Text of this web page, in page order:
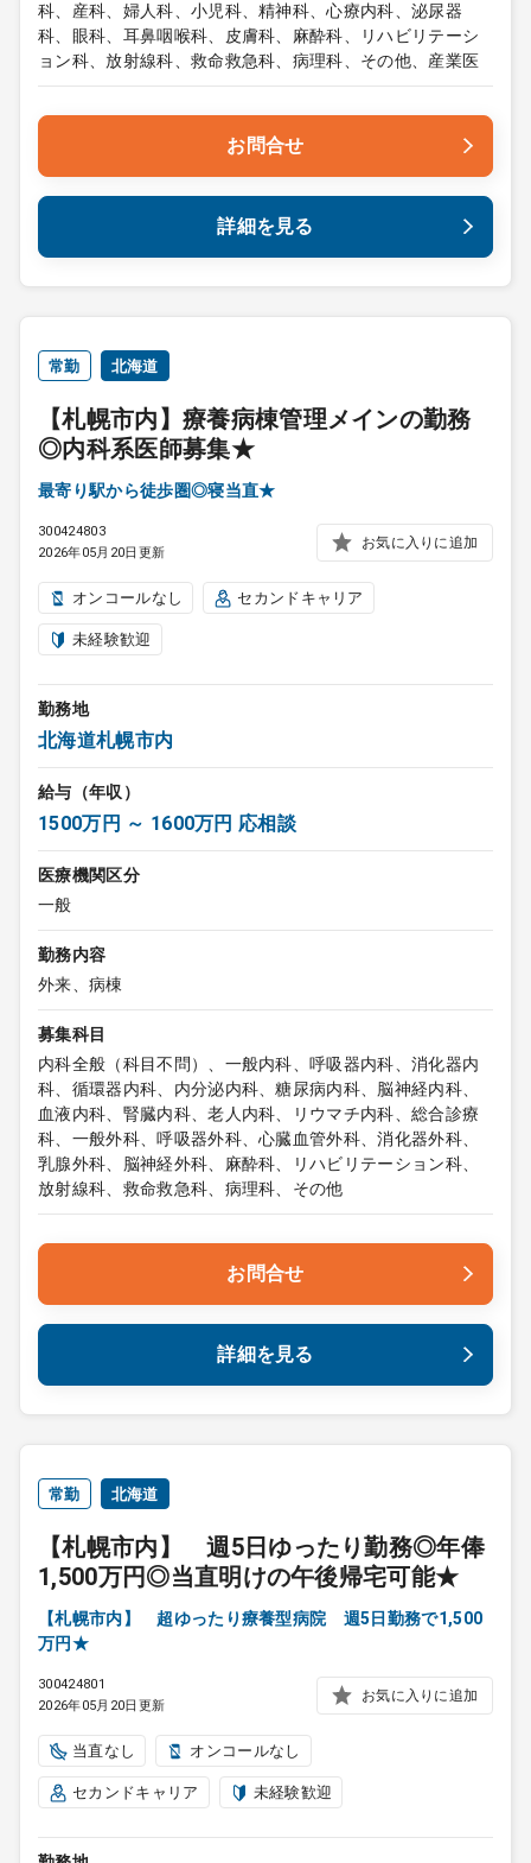
科、産科、婦人科、小児科、精神科、心療内科、泌尿器
科、眼科、耳鼻咽喉科、皮膚科、麻酔科、リハビリテーシ
ョン科、放射線科、救命救急科、病理科、その他、産業医
お問合せ
詳細を見る
常勤 北海道
【札幌市内】療養病棟管理メインの勤務
◎内科系医師募集★
最寄り駅から徒歩圏◎寝当直★
300424803
2026年05月20日更新
お気に入りに追加
オンコールなし セカンドキャリア
未経験歓迎
勤務地
北海道札幌市内
給与（年収）
1500万円 ～ 1600万円 応相談
医療機関区分
一般
勤務内容
外来、病棟
募集科目
内科全般（科目不問）、一般内科、呼吸器内科、消化器内
科、循環器内科、内分泌内科、糖尿病内科、脳神経内科、
血液内科、腎臓内科、老人内科、リウマチ内科、総合診療
科、一般外科、呼吸器外科、心臓血管外科、消化器外科、
乳腺外科、脳神経外科、麻酔科、リハビリテーション科、
放射線科、救命救急科、病理科、その他
お問合せ
詳細を見る
常勤 北海道
【札幌市内】 週5日ゆったり勤務◎年俸
1,500万円◎当直明けの午後帰宅可能★
【札幌市内】 超ゆったり療養型病院 週5日勤務で1,500
万円★
300424801
2026年05月20日更新
お気に入りに追加
当直なし オンコールなし
セカンドキャリア 未経験歓迎